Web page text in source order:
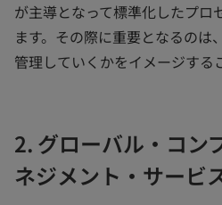
が主導となって標準化したプロ
ます。その際に重要となるのは
管理していくかをイメージする
2. グローバル・コン
ネジメント・サービ